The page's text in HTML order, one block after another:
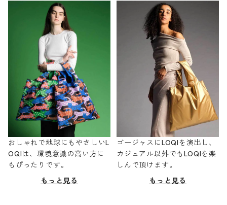
おしゃれで地球にもやさしいL
OQIは、環境意識の高い方に
もぴったりです。
もっと見る
ゴージャスにLOQIを演出し、
カジュアル以外でもLOQIを楽
しんで頂けます。
もっと見る